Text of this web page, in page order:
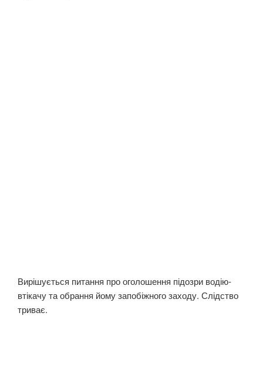
Вирішується питання про оголошення підозри водію-
втікачу та обрання йому запобіжного заходу. Слідство
триває.